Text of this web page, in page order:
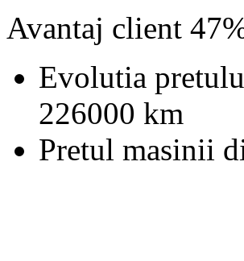
Avantaj client
Evolutia
226000 km
Pretul masinii